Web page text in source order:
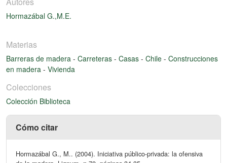
Hormazábal G.,M.E.
Materias
Barreras de madera - Carreteras - Casas - Chile - Construcciones
en madera - Vivienda
Colecciones
Colección Biblioteca
Cómo citar
Hormazábal G., M.. (2004). Iniciativa público-privada: la ofensiva